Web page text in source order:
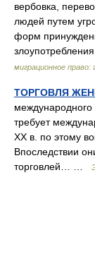
вербовка,
людей путем
форм
миграционное право:
ТОРГОВЛЯ
требует
XX в. по этому
Впоследствии
торговлей… …